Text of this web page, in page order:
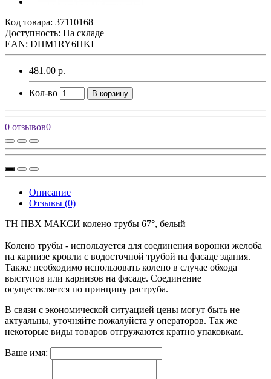
Код товара: 37110168
Доступность: На складе
EAN: DHM1RY6HKI
481.00 р.
Кол-во В корзину
0 отзывов0
Описание
Отзывы (0)
ТН ПВХ МАКСИ колено трубы 67°, белый
Колено трубы - используется для соединения воронки желоба
на карнизе кровли с водосточной трубой на фасаде здания.
Также необходимо использовать колено в случае обхода
выступов или карнизов на фасаде. Соединение
осуществляется по принципу раструба.
В связи с экономической ситуацией цены могут быть не
актуальны, уточняйте пожалуйста у операторов. Так же
некоторые виды товаров отгружаются кратно упаковкам.
Ваше имя: